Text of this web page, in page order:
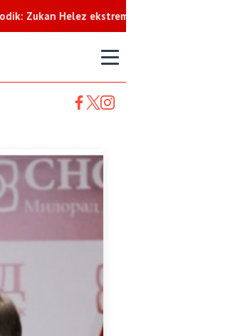
koji svaku priliku koristi za netrpeljivost prema